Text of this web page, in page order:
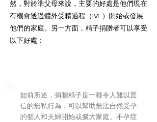
然，對於準父母來說，主要的好處是他們現在
有機會透過體外受精過程（IVF）開始或發展
他們的家庭。另一方面，精子捐贈者可以享受
以下好處：
如前所述，捐贈精子是一種令人難以置
信的無私行為，可以幫助無法自然受孕
的個人和夫婦開始或擴大家庭。不孕症